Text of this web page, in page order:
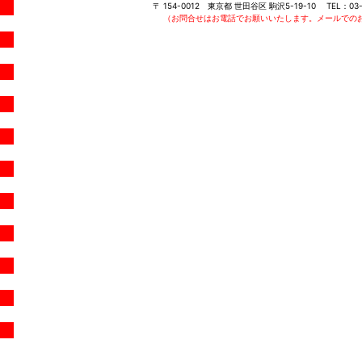
〒 154-0012 東京都 世田谷区 駒沢5-19-10 TEL：
（お問合せはお電話でお願いいたします。メールで